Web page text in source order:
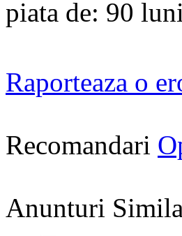
piata de: 90
Raporteaza o
Recomandari
Anunturi